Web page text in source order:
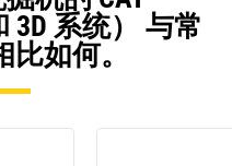
3D 系统） 与常
如何。